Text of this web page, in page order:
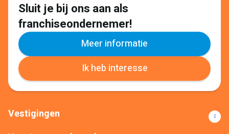
Sluit je bij ons aan als
franchiseondernemer!
Meer informatie
Ik heb interesse
Vestigingen